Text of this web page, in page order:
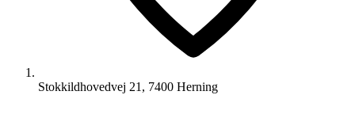
Stokkildhovedvej 21, 7400 Herning